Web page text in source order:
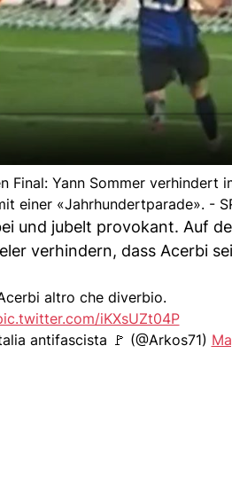
Final: Yann Sommer verhindert
einer «Jahrhundertparade». -
und jubelt provokant. Auf
verhindern, dass Acerbi
altro che diverbio.
iKXsUZt04P
antifascista 🚩 (@Arkos71)